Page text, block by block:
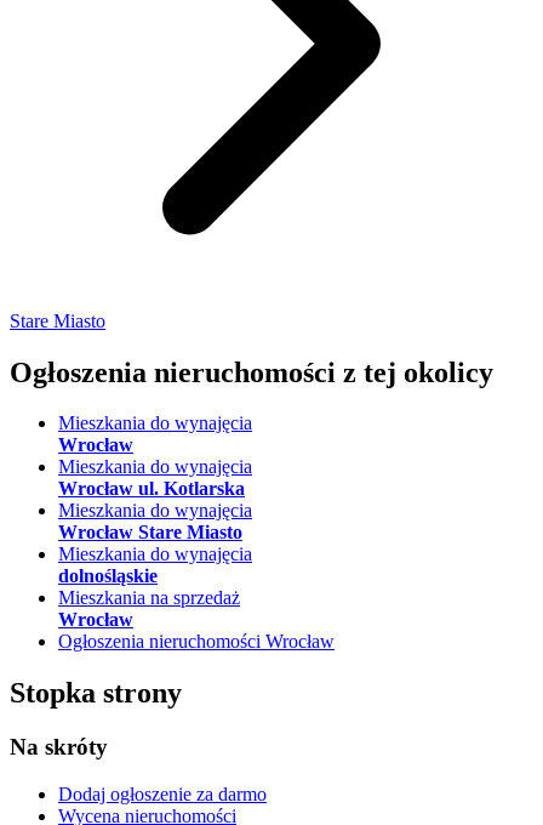
Stare Miasto
Ogłoszenia nieruchomości z tej okolicy
Mieszkania do wynajęcia
Wrocław
Mieszkania do wynajęcia
Wrocław ul. Kotlarska
Mieszkania do wynajęcia
Wrocław Stare Miasto
Mieszkania do wynajęcia
dolnośląskie
Mieszkania na sprzedaż
Wrocław
Ogłoszenia nieruchomości Wrocław
Stopka strony
Na skróty
Dodaj ogłoszenie za darmo
Wycena nieruchomości